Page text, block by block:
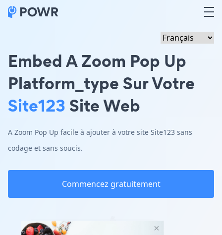
Embed A Zoom Pop Up
Platform_type Sur Votre
Site123Site Web
A Zoom Pop Up facile à ajouter à votre site Site123 sans
codage et sans soucis.
Commencez gratuitement